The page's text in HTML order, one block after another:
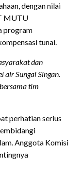
dengan nilai
MUTU
program
tunai.
dan
air Sungai Singan.
tim
perhatian serius
Anggota Komisi